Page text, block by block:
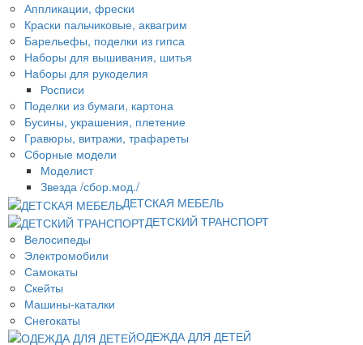
Аппликации, фрески
Краски пальчиковые, аквагрим
Барельефы, поделки из гипса
Наборы для вышивания, шитья
Наборы для рукоделия
Росписи
Поделки из бумаги, картона
Бусины, украшения, плетение
Гравюры, витражи, трафареты
Сборные модели
Моделист
Звезда /сбор.мод./
ДЕТСКАЯ МЕБЕЛЬ
ДЕТСКИЙ ТРАНСПОРТ
Велосипеды
Электромобили
Самокаты
Скейты
Машины-каталки
Снегокаты
ОДЕЖДА ДЛЯ ДЕТЕЙ